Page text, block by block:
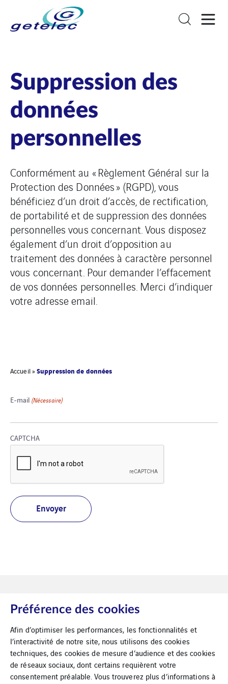
Suppression des
données
personnelles
Conformément au « Règlement Général sur la
Protection des Données » (RGPD), vous
bénéficiez d’un droit d’accès, de rectification,
de portabilité et de suppression des données
personnelles vous concernant. Vous disposez
également d’un droit d’opposition au
traitement des données à caractère personnel
vous concernant. Pour demander l’effacement
de vos données personnelles. Merci d’indiquer
votre adresse email.
Accueil»Suppression de données
E-mail (Nécessaire)
CAPTCHA
Mentions légales
Plan du site
Préférence des cookies
Afin d’optimiser les performances, les fonctionnalités et
l’interactivité de notre site, nous utilisons des cookies
techniques, des cookies de mesure d’audience et des cookies
de réseaux sociaux, dont certains requièrent votre
consentement préalable. Vous trouverez plus d’informations à